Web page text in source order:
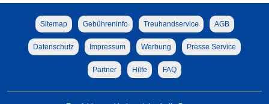
Sitemap Gebühreninfo Treuhandservice AGB
Datenschutz Impressum Werbung Presse Service
Partner Hilfe FAQ